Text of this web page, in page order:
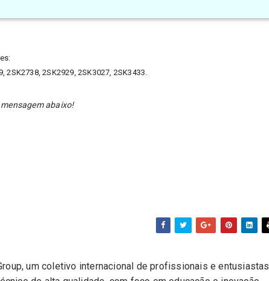
2SK2738, 2SK2929, 2SK3027, 2SK3433.
abaixo!
um coletivo internacional de profissionais e entusiastas